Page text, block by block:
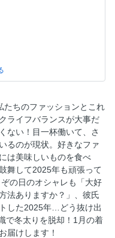
た？」
ーティン
憂妃×VOLVO
れるウェディングお呼ば
ン！ ゲスト：島崎遥香
ちのファッションとこれ
ライフバランスが大事だ
ない！目一杯働いて、さ
るのが現状。好きなファ
は美味しいものを食べ
舞して2025年も頑張って
の日のオシャレも「大好
法ありますか？」、彼氏
した2025年…どう抜け出
で冬太りを脱却！1月の着
届けします！